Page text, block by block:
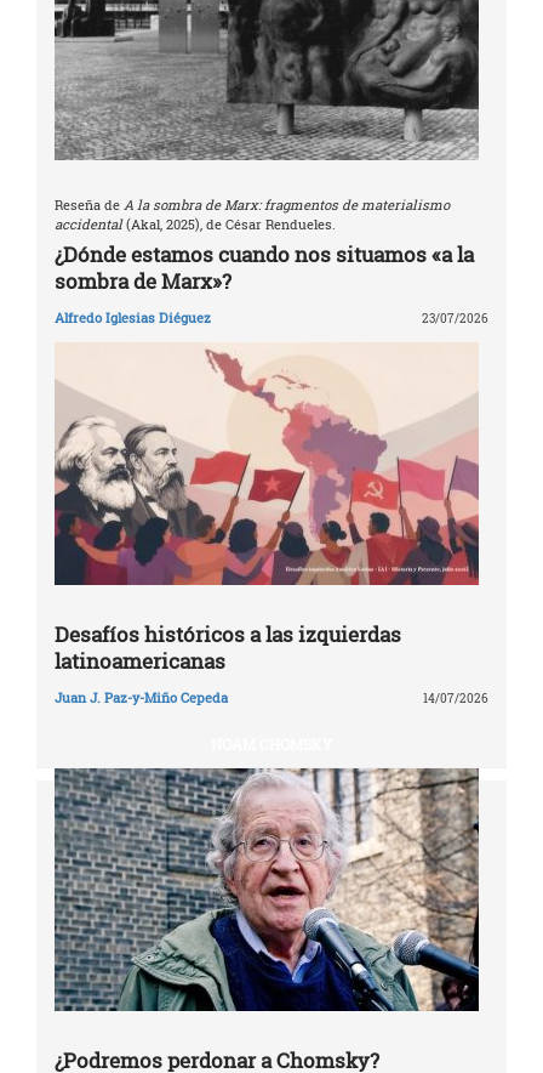
Reseña de A la sombra de Marx: fragmentos de materialismo
accidental(Akal, 2025), de César Rendueles.
¿Dónde estamos cuando nos situamos «a la
sombra de Marx»?
Alfredo Iglesias Diéguez 23/07/2026
Desafíos históricos a las izquierdas
latinoamericanas
Juan J. Paz-y-Miño Cepeda 14/07/2026
¿Podremos perdonar a Chomsky?